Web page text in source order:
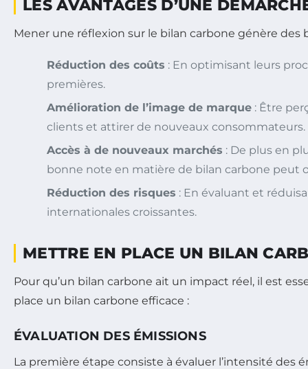
LES AVANTAGES D’UNE
Mener une réflexion sur le bilan carbone génère
Réduction des coûts : En optimisant leurs
premières.
Amélioration de l’image de marque : Être
clients et attirer de nouveaux consommateurs.
Accès à de nouveaux marchés : De plus en
bonne note en matière de bilan carbone peut
Réduction des risques : En évaluant et
internationales croissantes.
METTRE EN PLACE UN BILAN
Pour qu’un bilan carbone ait un impact réel, il est
place un bilan carbone efficace :
ÉVALUATION DES ÉMISSIONS
La première étape consiste à évaluer l’intensité des